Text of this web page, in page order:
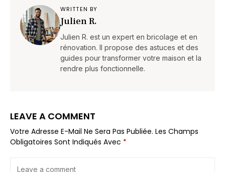
WRITTEN BY
Julien R.
Julien R. est un expert en bricolage et en
rénovation. Il propose des astuces et des
guides pour transformer votre maison et la
rendre plus fonctionnelle.
LEAVE A COMMENT
Votre Adresse E-Mail Ne Sera Pas Publiée. Les Champs
Obligatoires Sont Indiqués Avec *